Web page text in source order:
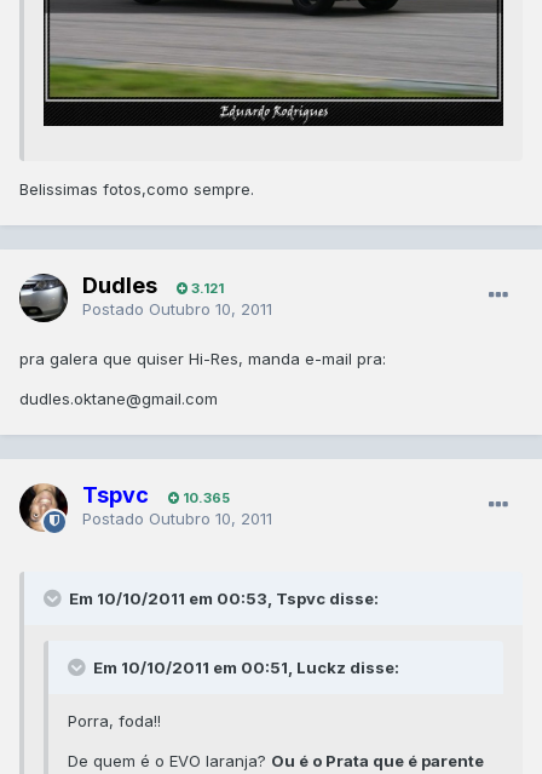
Belissimas fotos,como sempre.
Dudles 3.121
Postado Outubro 10, 2011
pra galera que quiser Hi-Res, manda e-mail pra:
dudles.oktane@gmail.com
Tspvc 10.365
Postado Outubro 10, 2011
Em 10/10/2011 em 00:53, Tspvc disse:
Em 10/10/2011 em 00:51, Luckz disse:
Porra, foda!!
De quem é o EVO laranja? Ou é o Prata que é parente